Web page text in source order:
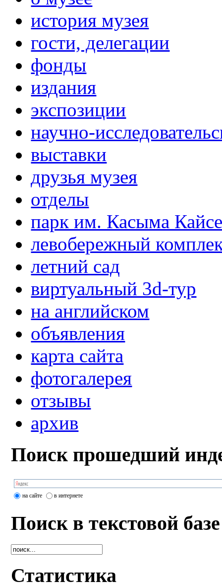
история музея
гости, делегации
фонды
издания
экспозиции
научно-
выставки
друзья музея
отделы
парк им. Касыма
левобережный
летний сад
виртуальный 3d-тур
на английском
объявления
карта сайта
фотогалерея
отзывы
архив
Поиск прошедший
на сайте в интернете
Поиск в текстовой базе
Статистика